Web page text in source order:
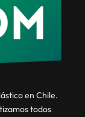
en Chile.
todos